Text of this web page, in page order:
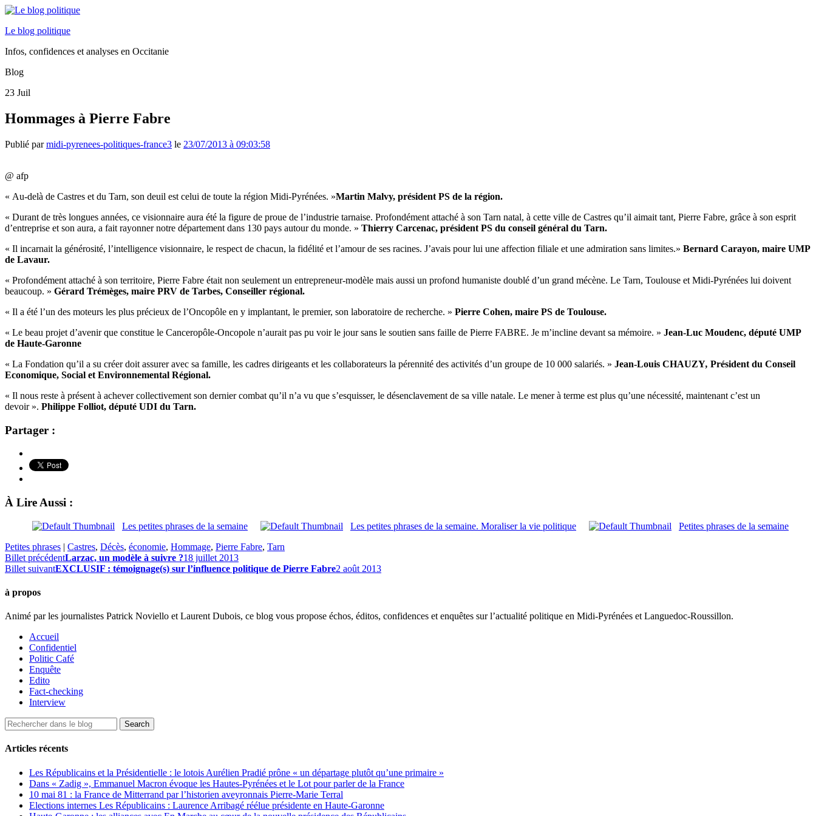
Le blog politique
Infos, confidences et analyses en Occitanie
Blog
23 Juil
Hommages à Pierre Fabre
Publié parmidi-pyrenees-politiques-france3 le 23/07/2013 à 09:03:58
@ afp
« Au-delà de Castres et du Tarn, son deuil est celui de toute la région Midi-Pyrénées. »Martin Malvy, président PS de la région.
« Durant de très longues années, ce visionnaire aura été la figure de proue de l’industrie tarnaise. Profondément attaché à son Tarn natal, à cette ville de Castres qu’il aimait tant, Pierre Fabre, grâce à son esprit
d’entreprise et son aura, a fait rayonner notre département dans 130 pays autour du monde. » Thierry Carcenac, président PS du conseil général du Tarn.
« Il incarnait la générosité, l’intelligence visionnaire, le respect de chacun, la fidélité et l’amour de ses racines. J’avais pour lui une affection filiale et une admiration sans limites.» Bernard Carayon, maire UMP
de Lavaur.
« Profondément attaché à son territoire, Pierre Fabre était non seulement un entrepreneur-modèle mais aussi un profond humaniste doublé d’un grand mécène. Le Tarn, Toulouse et Midi-Pyrénées lui doivent
beaucoup. » Gérard Trémèges, maire PRV de Tarbes, Conseiller régional.
« Il a été l’un des moteurs les plus précieux de l’Oncopôle en y implantant, le premier, son laboratoire de recherche. » Pierre Cohen, maire PS de Toulouse.
« Le beau projet d’avenir que constitue le Canceropôle-Oncopole n’aurait pas pu voir le jour sans le soutien sans faille de Pierre FABRE. Je m’incline devant sa mémoire. » Jean-Luc Moudenc, député UMP
de Haute-Garonne
« La Fondation qu’il a su créer doit assurer avec sa famille, les cadres dirigeants et les collaborateurs la pérennité des activités d’un groupe de 10 000 salariés. » Jean-Louis CHAUZY, Président du Conseil
Economique, Social et Environnemental Régional.
« Il nous reste à présent à achever collectivement son dernier combat qu’il n’a vu que s’esquisser, le désenclavement de sa ville natale. Le mener à terme est plus qu’une nécessité, maintenant c’est un
devoir ». Philippe Folliot, député UDI du Tarn.
Partager :
À Lire Aussi :
Les petites phrases de la semaine Les petites phrases de la semaine. Moraliser la vie politique
Petites phrases de la semaine
Petites phrases | Castres, Décès, économie, Hommage, Pierre Fabre, Tarn
Billet précédentLarzac, un modèle à suivre ?18 juillet 2013
Billet suivantEXCLUSIF : témoignage(s) sur l’influence politique de Pierre Fabre2 août 2013
à propos
Animé par les journalistes Patrick Noviello et Laurent Dubois, ce blog vous propose échos, éditos, confidences et enquêtes sur l’actualité politique en Midi-Pyrénées et Languedoc-Roussillon.
Accueil
Confidentiel
Politic Café
Enquête
Edito
Fact-checking
Interview
Articles récents
Les Républicains et la Présidentielle : le lotois Aurélien Pradié prône « un départage plutôt qu’une primaire »
Dans « Zadig », Emmanuel Macron évoque les Hautes-Pyrénées et le Lot pour parler de la France
10 mai 81 : la France de Mitterrand par l’historien aveyronnais Pierre-Marie Terral
Elections internes Les Républicains : Laurence Arribagé réélue présidente en Haute-Garonne